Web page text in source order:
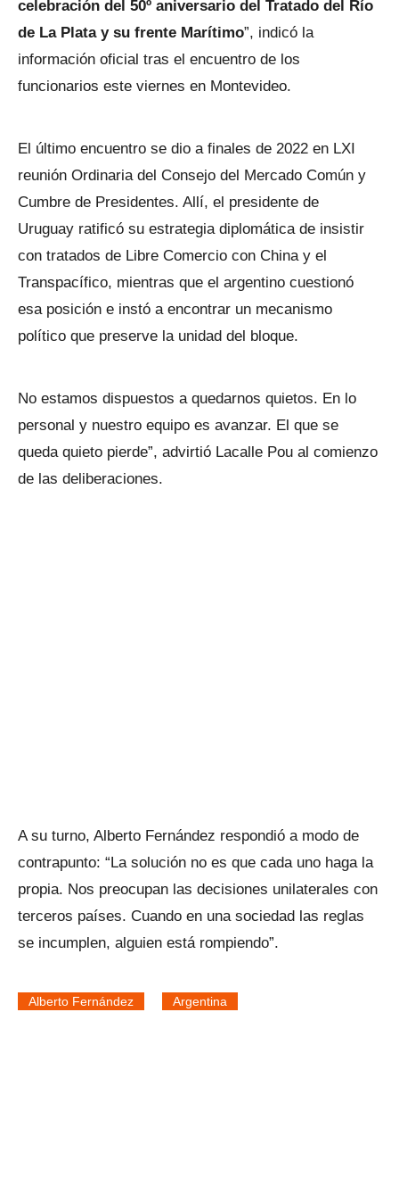
celebración del 50º aniversario del Tratado del Río
de La Plata y su frente Marítimo”, indicó la
información oficial tras el encuentro de los
funcionarios este viernes en Montevideo.
El último encuentro se dio a finales de 2022 en LXI
reunión Ordinaria del Consejo del Mercado Común y
Cumbre de Presidentes. Allí, el presidente de
Uruguay ratificó su estrategia diplomática de insistir
con tratados de Libre Comercio con China y el
Transpacífico, mientras que el argentino cuestionó
esa posición e instó a encontrar un mecanismo
político que preserve la unidad del bloque.
No estamos dispuestos a quedarnos quietos. En lo
personal y nuestro equipo es avanzar. El que se
queda quieto pierde”, advirtió Lacalle Pou al comienzo
de las deliberaciones.
A su turno, Alberto Fernández respondió a modo de
contrapunto: “La solución no es que cada uno haga la
propia. Nos preocupan las decisiones unilaterales con
terceros países. Cuando en una sociedad las reglas
se incumplen, alguien está rompiendo”.
Alberto Fernández Argentina